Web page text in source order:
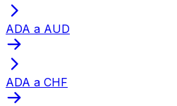
ADA a AUD
ADA a CHF